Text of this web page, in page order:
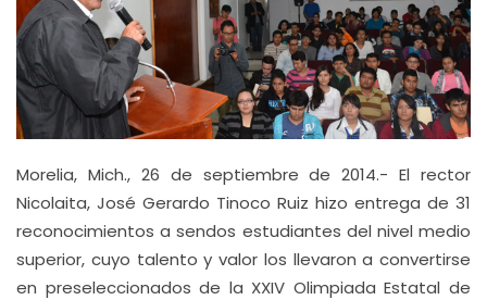
Morelia, Mich., 26 de septiembre de 2014.- El rector
Nicolaita, José Gerardo Tinoco Ruiz hizo entrega de 31
reconocimientos a sendos estudiantes del nivel medio
superior, cuyo talento y valor los llevaron a convertirse
en preseleccionados de la XXIV Olimpiada Estatal de